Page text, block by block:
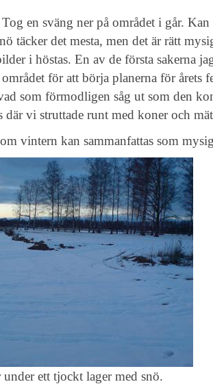
en sväng ner på området i går.
täcker det mesta, men det är rätt
i höstas. En av de första sakerna
för att börja planerna för årets
som förmodligen såg ut som den
där vi struttade runt med koner och
vintern kan sammanfattas som
under ett tjockt lager med snö.